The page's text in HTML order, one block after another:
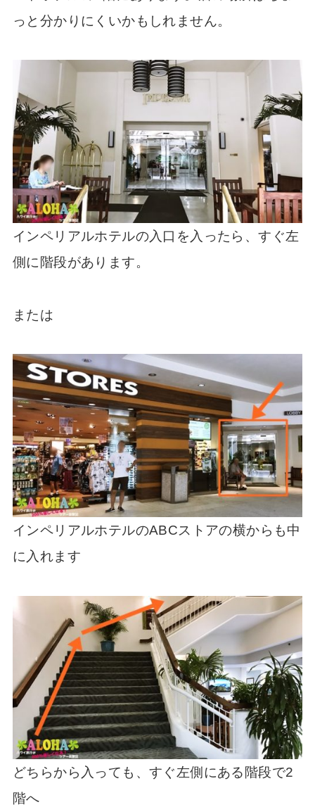
っと分かりにくいかもしれません。
インペリアルホテルの入口を入ったら、すぐ左
側に階段があります。
または
インペリアルホテルのABCストアの横からも中
に入れます
どちらから入っても、すぐ左側にある階段で2
階へ